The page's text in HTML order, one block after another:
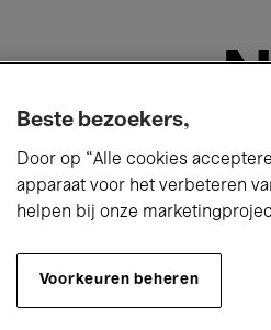
Vandaag
Beste bezoekers,
Door op “Alle cookies
apparaat voor het verbeteren
helpen bij onze
Voorkeuren beheren